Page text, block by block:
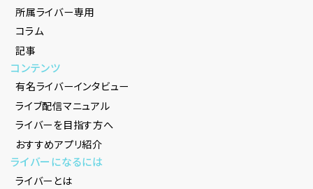
所属ライバー専用
コラム
記事
コンテンツ
有名ライバーインタビュー
ライブ配信マニュアル
ライバーを目指す方へ
おすすめアプリ紹介
ライバーになるには
ライバーとは